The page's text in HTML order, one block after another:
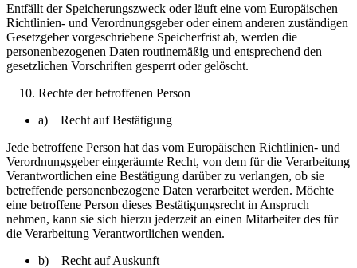
Entfällt der Speicherungszweck oder läuft eine vom Europäischen
Richtlinien- und Verordnungsgeber oder einem anderen zuständigen
Gesetzgeber vorgeschriebene Speicherfrist ab, werden die
personenbezogenen Daten routinemäßig und entsprechend den
gesetzlichen Vorschriften gesperrt oder gelöscht.
Rechte der betroffenen Person
a) Recht auf Bestätigung
Jede betroffene Person hat das vom Europäischen Richtlinien- und
Verordnungsgeber eingeräumte Recht, von dem für die Verarbeitung
Verantwortlichen eine Bestätigung darüber zu verlangen, ob sie
betreffende personenbezogene Daten verarbeitet werden. Möchte
eine betroffene Person dieses Bestätigungsrecht in Anspruch
nehmen, kann sie sich hierzu jederzeit an einen Mitarbeiter des für
die Verarbeitung Verantwortlichen wenden.
b) Recht auf Auskunft